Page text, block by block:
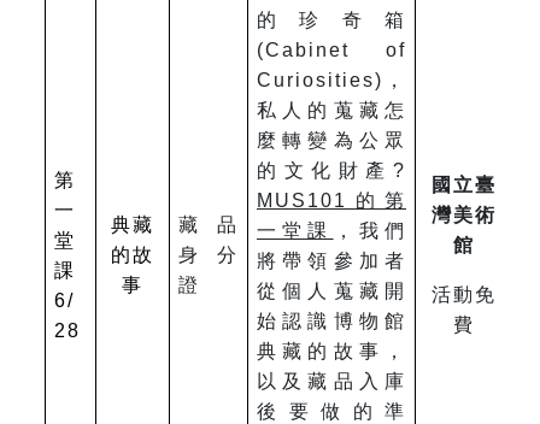
第
一
堂
課
6/
28
典藏
的故
事
藏品
身分
證
的珍奇箱
(Cabinet of
Curiosities)，
私人的蒐藏怎
麼轉變為公眾
的文化財產?
MUS101
的第
一堂課
，我們
將帶領參加者
從個人蒐藏開
始認識博物館
典藏的故事，
以及藏品入庫
後要做的準
國立臺
灣美術
館
活動免
費